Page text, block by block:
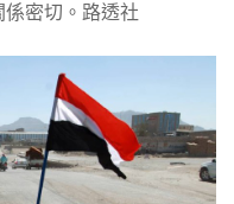
密切。路透社